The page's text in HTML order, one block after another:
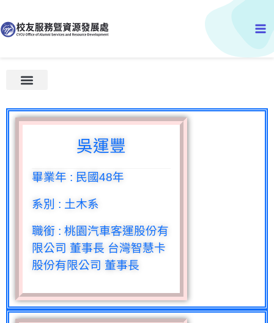
至
主
吳運豐
畢業年 : 民國48年
系別 : 土木系
職銜 : 桃園汽車客運股份有
限公司 董事長 台灣智慧卡
股份有限公司 董事長